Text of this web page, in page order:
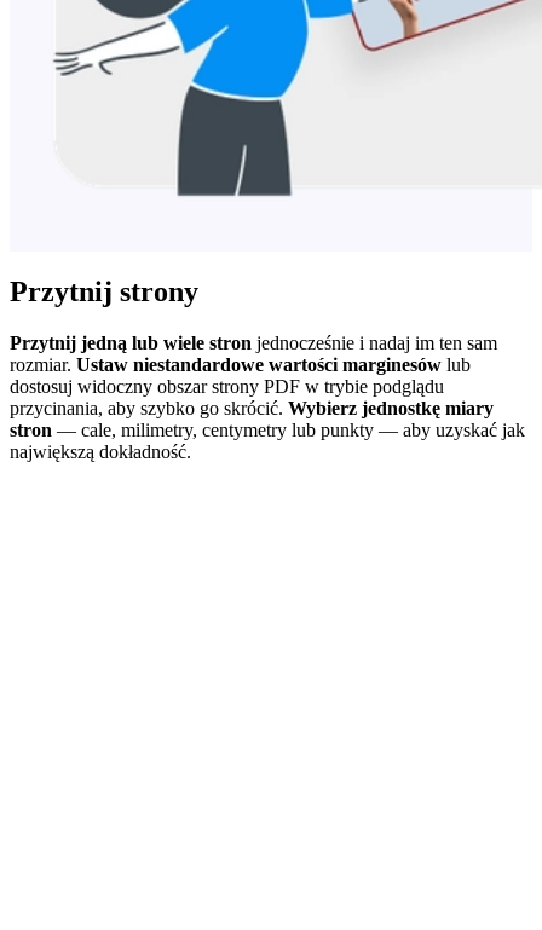
Przytnij strony
Przytnij jedną lub wiele stron jednocześnie i nadaj im ten sam
rozmiar. Ustaw niestandardowe wartości marginesów lub
dostosuj widoczny obszar strony PDF w trybie podglądu
przycinania, aby szybko go skrócić. Wybierz jednostkę miary
stron — cale, milimetry, centymetry lub punkty — aby uzyskać jak
największą dokładność.